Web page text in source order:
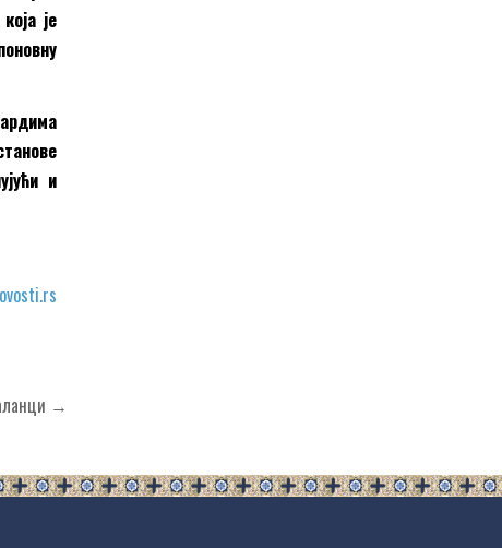
је
и
→